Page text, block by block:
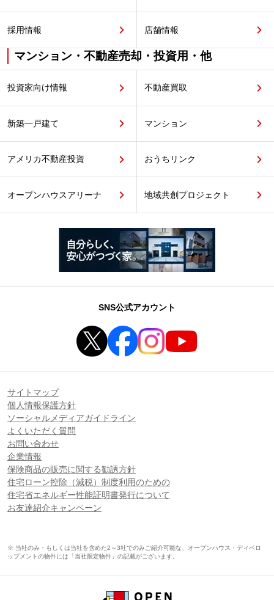
採用情報 店舗情報
マンション・不動産売却・投資用・他
投資家向け情報 不動産買取
新築一戸建て マンション
アメリカ不動産投資 おうちリンク
オープンハウスアリーナ 地域共創プロジェクト
SNS公式アカウント
サイトマップ
個人情報保護方針
ソーシャルメディアガイドライン
よくいただく質問
お問い合わせ
企業情報
保険商品の販売に関する勧誘方針
住宅ローン控除（減税）制度利用のための
住宅省エネルギー性能証明書発行について
お友達紹介キャンペーン
※ 当社のみ・もしくは当社を含めた2～3社でのみご紹介可能な、オープンハウス・ディベロ
ップメントの物件には「当社限定物件」の記載がございます。